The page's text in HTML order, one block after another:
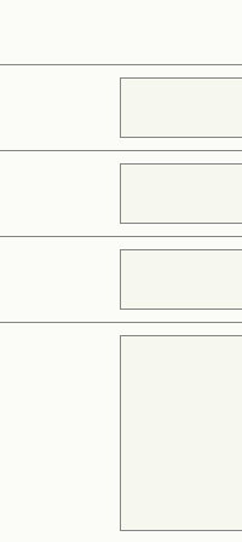
達成に必要な範囲において
ては個人情報保護契約等
漏洩等がなされないよう
った場合に生じる結果＞
場合は、それに対応した
人情報の開示･訂正･削除